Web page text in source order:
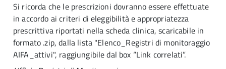
Si ricorda che le prescrizioni dovranno essere effettuate
in accordo ai criteri di eleggibilità e appropriatezza
prescrittiva riportati nella scheda clinica, scaricabile in
formato .zip, dalla lista "Elenco_Registri di monitoraggio
AIFA_attivi", raggiungibile dal box “Link correlati”.